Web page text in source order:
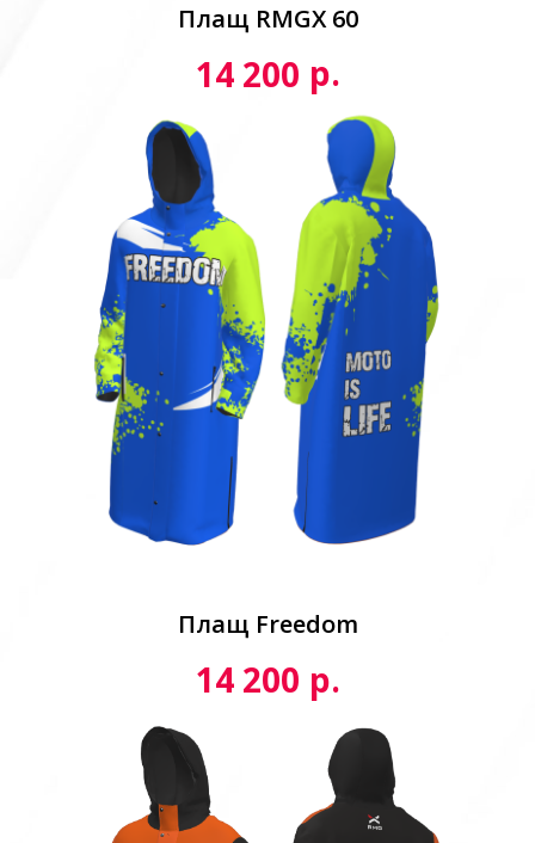
Плащ RMGX 60
14 200 р.
Плащ Freedom
14 200 р.